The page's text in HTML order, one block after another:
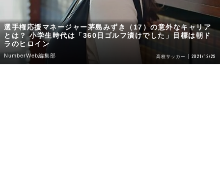
選手権応援マネージャー茅島みずき（17）の意外なキャリア
とは？ 小学生時代は「360日ゴルフ漬けでした」目標は朝ド
ラのヒロイン
NumberWeb編集部 高校サッカー 2021/12/29